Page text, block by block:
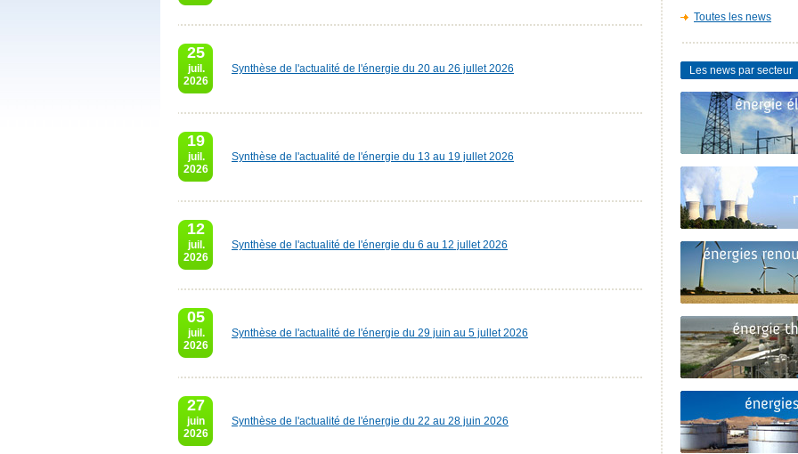
25
juil.
2026
Synthèse de l'actualité de l'énergie du 20 au 26 jullet 2026
19
juil.
2026
Synthèse de l'actualité de l'énergie du 13 au 19 jullet 2026
12
juil.
2026
Synthèse de l'actualité de l'énergie du 6 au 12 jullet 2026
05
juil.
2026
Synthèse de l'actualité de l'énergie du 29 juin au 5 jullet 2026
27
juin
2026
Synthèse de l'actualité de l'énergie du 22 au 28 juin 2026
Toutes les news
Les news par secteur